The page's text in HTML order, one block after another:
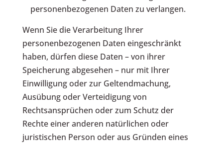
personenbezogenen Daten zu verlangen.
Wenn Sie die Verarbeitung Ihrer
personenbezogenen Daten eingeschränkt
haben, dürfen diese Daten – von ihrer
Speicherung abgesehen – nur mit Ihrer
Einwilligung oder zur Geltendmachung,
Ausübung oder Verteidigung von
Rechtsansprüchen oder zum Schutz der
Rechte einer anderen natürlichen oder
juristischen Person oder aus Gründen eines